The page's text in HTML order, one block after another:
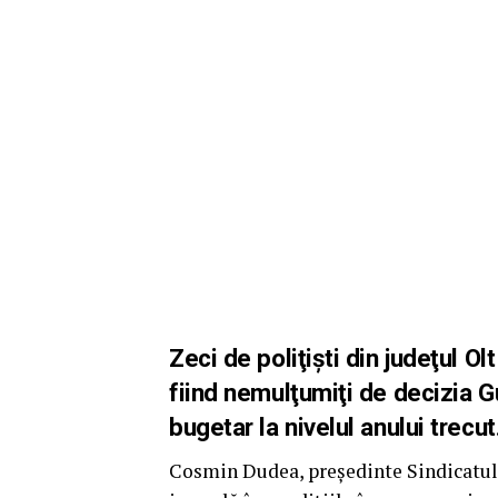
Zeci de poliţişti din judeţul
fiind nemulţumiţi de decizia
bugetar la nivelul anului
Cosmin Dudea, preşedinte